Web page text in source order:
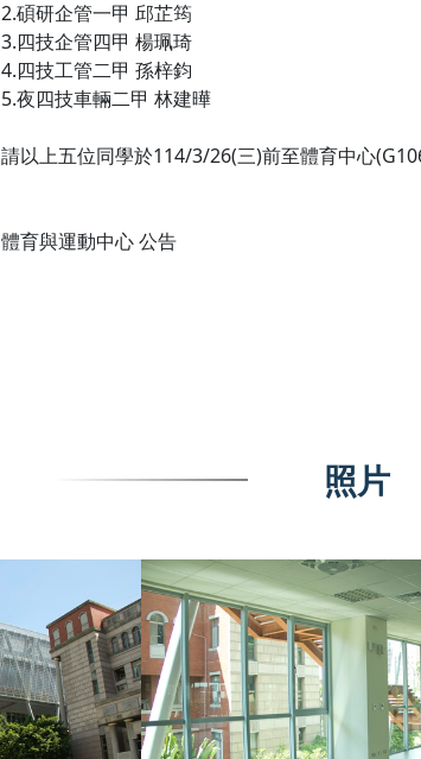
2.碩研企管一甲 邱芷筠
3.四技企管四甲 楊珮琦
4.四技工管二甲 孫梓鈞
5.夜四技車輛二甲 林建曄
請以上五位同學於114/3/26(三)前至體育中心
體育與運動中心 公告
照片